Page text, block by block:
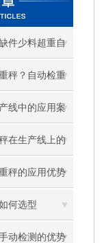
件少料超重自
秤？自动检重
线中的应用案
在生产线上的
秤的应用优势
何选型
动检测的优势